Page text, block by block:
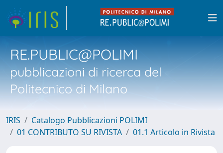
RE.PUBLIC@POLIMI
pubblicazioni di ricerca del
Politecnico di Milano
IRIS
Catalogo Pubblicazioni POLIMI
01 CONTRIBUTO SU RIVISTA
01.1 Articolo in Rivista